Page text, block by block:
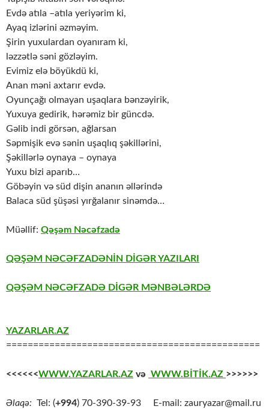
Evdə atıla –atıla yeriyərim ki,
Ayaq izlərini əzməyim.
Şirin yuxulardan oyanıram ki,
ləzzətlə səni gözləyim.
Evimiz elə böyükdü ki,
Anan məni axtarır evdə.
Oyunçağı olmayan uşaqlara bənzəyirik,
Yuxuya gedirik, hərəmiz bir güncdə.
Gəlib indi görsən, ağlarsan
Səpmişik evə sənin uşaqlıq şəkillərini,
Şəkillərlə oynaya – oynaya
Yuxu bizi aparıb…
Göbəyin və süd dişin ananın əllərində
Balaca süd şüşəsi yırğalanır sinəmdə…
Müəllif: Qəşəm Nəcəfzadə
QƏŞƏM NƏCƏFZADƏNİN DİGƏR YAZILARI
QƏŞƏM NƏCƏFZADƏ DİGƏR MƏNBƏLƏRDƏ
YAZARLAR.AZ
===============================================
<<<<<<WWW.YAZARLAR.AZ və WWW.BİTİK.AZ >>>>>>
Əlaqə: Tel: (+994) 70-390-39-93 E-mail: zauryazar@mail.ru